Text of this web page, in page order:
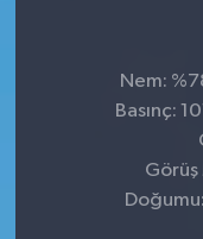
Nem:
Basınç:
Görüş